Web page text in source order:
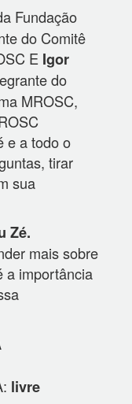
Fundação
do Comitê
E Igor
do
MROSC,
e a todo o
tirar
sua
Zé.
mais sobre
a importância
livre